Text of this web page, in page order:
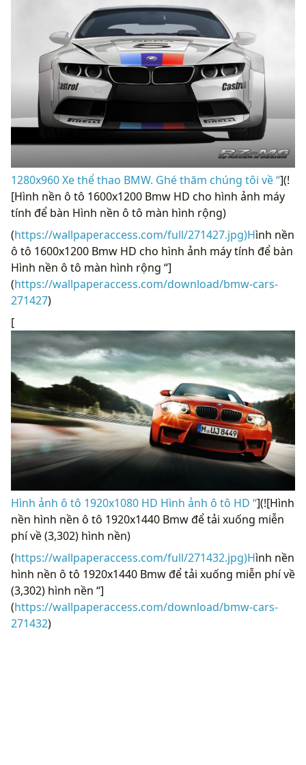
1280x960 Xe thể thao BMW. Ghé thăm chúng tôi về “](!
[Hình nền ô tô 1600x1200 Bmw HD cho hình ảnh máy
tính để bàn Hình nền ô tô màn hình rộng)
(https://wallpaperaccess.com/full/271427.jpg)Hình nền
ô tô 1600x1200 Bmw HD cho hình ảnh máy tính để bàn
Hình nền ô tô màn hình rộng “]
(https://wallpaperaccess.com/download/bmw-cars-
271427)
[
Hình ảnh ô tô 1920x1080 HD Hình ảnh ô tô HD “](![Hình
nền hình nền ô tô 1920x1440 Bmw để tải xuống miễn
phí về (3,302) hình nền)
(https://wallpaperaccess.com/full/271432.jpg)Hình nền
hình nền ô tô 1920x1440 Bmw để tải xuống miễn phí về
(3,302) hình nền “]
(https://wallpaperaccess.com/download/bmw-cars-
271432)